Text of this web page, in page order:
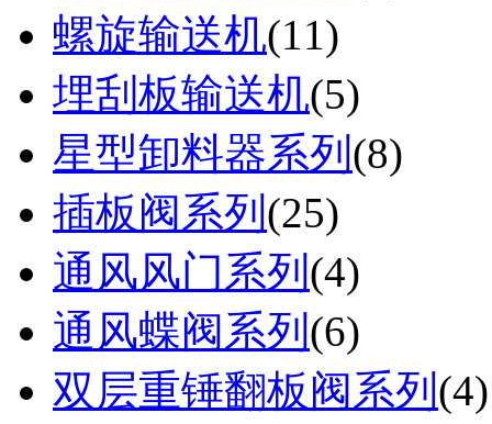
螺旋输送机(11)
埋刮板输送机(5)
星型卸料器系列 (8)
插板阀系列 (25)
通风风门系列 (4)
通风蝶阀系列 (6)
双层重锤翻板阀系列 (4)